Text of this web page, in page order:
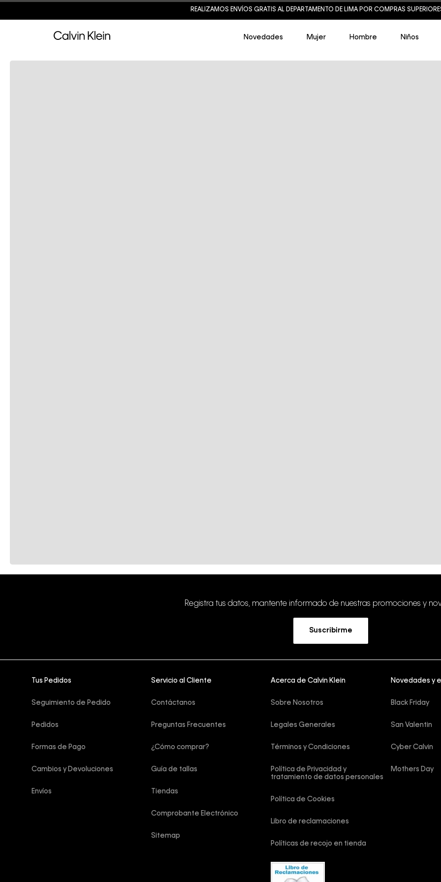
REALIZAMOS ENVÍOS GRATIS AL DEPARTAMENTO DE LIMA POR COMPRAS
Novedades Mujer Hombre Niños
Registra tus datos, mantente informado de nuestras promociones y
Suscribirme
Tus Pedidos
Seguimiento de Pedido
Pedidos
Formas de Pago
Cambios y Devoluciones
Envíos
Servicio al Cliente
Contáctanos
Preguntas Frecuentes
¿Cómo comprar?
Guía de tallas
Tiendas
Comprobante Electrónico
Sitemap
Acerca de Calvin Klein
Sobre Nosotros
Legales Generales
Términos y Condiciones
Política de Privacidad y
tratamiento de datos personales
Política de Cookies
Libro de reclamaciones
Políticas de recojo en tienda
Novedades y
Black Friday
San Valentin
Cyber Calvin
Mothers Day